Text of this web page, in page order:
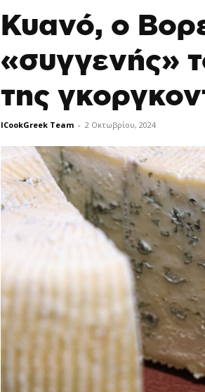
Κυανό, ο
«συγγενής»
της
ICookGreek Team - 2 Οκτωβρίου, 2024